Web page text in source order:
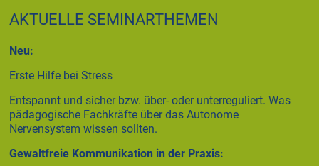
AKTUELLE SEMINARTHEMEN
Neu:
Erste Hilfe bei Stress
Entspannt und sicher bzw. über- oder unterreguliert. Was
pädagogische Fachkräfte über das Autonome
Nervensystem wissen sollten.
Gewaltfreie Kommunikation in der Praxis: